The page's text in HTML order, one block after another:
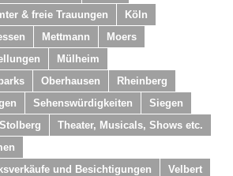
& freie Trauungen
Köln
Mettmann
Moers
Mülheim
Oberhausen
Rheinberg
Sehenswürdigkeiten
Siegen
Stolberg
Theater, Musicals, Shows etc.
und Besichtigungen
Velbert